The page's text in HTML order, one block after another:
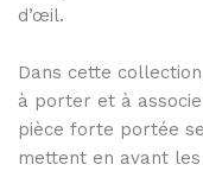
d’œil.
Dans cette
à porter et à
pièce forte portée
mettent en avant